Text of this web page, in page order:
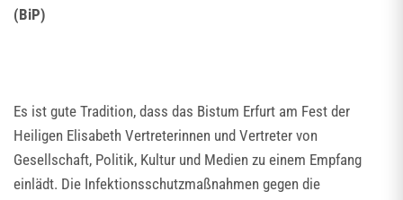
(BiP)
Es ist gute Tradition, dass das Bistum Erfurt am Fest der
Heiligen Elisabeth Vertreterinnen und Vertreter von
Gesellschaft, Politik, Kultur und Medien zu einem Empfang
einlädt. Die Infektionsschutzmaßnahmen gegen die